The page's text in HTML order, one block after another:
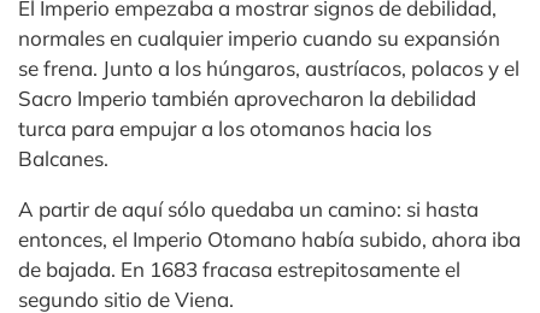
El Imperio empezaba a mostrar signos de debilidad,
normales en cualquier imperio cuando su expansión
se frena. Junto a los húngaros, austríacos, polacos y el
Sacro Imperio también aprovecharon la debilidad
turca para empujar a los otomanos hacia los
Balcanes.
A partir de aquí sólo quedaba un camino: si hasta
entonces, el Imperio Otomano había subido, ahora iba
de bajada. En 1683 fracasa estrepitosamente el
segundo sitio de Viena.